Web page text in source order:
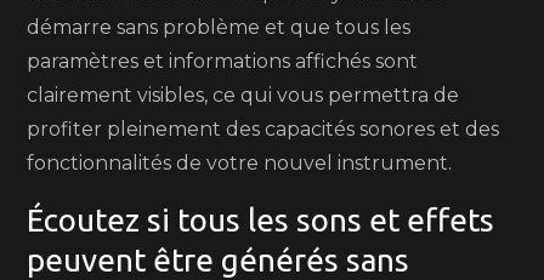
démarre sans problème et que tous les
paramètres et informations affichés sont
clairement visibles, ce qui vous permettra de
profiter pleinement des capacités sonores et des
fonctionnalités de votre nouvel instrument.
Écoutez si tous les sons et effets
peuvent être générés sans